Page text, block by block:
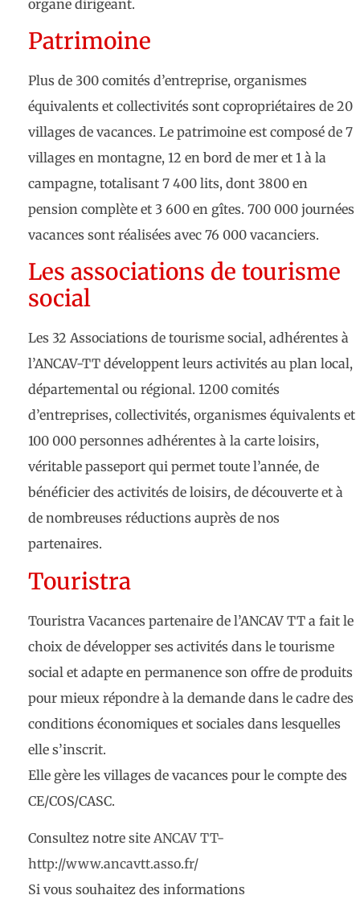
organe dirigeant.
Patrimoine
Plus de 300 comités d’entreprise, organismes
équivalents et collectivités sont copropriétaires de 20
villages de vacances. Le patrimoine est composé de 7
villages en montagne, 12 en bord de mer et 1 à la
campagne, totalisant 7 400 lits, dont 3800 en
pension complète et 3 600 en gîtes. 700 000 journées
vacances sont réalisées avec 76 000 vacanciers.
Les associations de tourisme
social
Les 32 Associations de tourisme social, adhérentes à
l’ANCAV-TT développent leurs activités au plan local,
départemental ou régional. 1200 comités
d’entreprises, collectivités, organismes équivalents et
100 000 personnes adhérentes à la carte loisirs,
véritable passeport qui permet toute l’année, de
bénéficier des activités de loisirs, de découverte et à
de nombreuses réductions auprès de nos
partenaires.
Touristra
Touristra Vacances partenaire de l’ANCAV TT a fait le
choix de développer ses activités dans le tourisme
social et adapte en permanence son offre de produits
pour mieux répondre à la demande dans le cadre des
conditions économiques et sociales dans lesquelles
elle s’inscrit.
Elle gère les villages de vacances pour le compte des
CE/COS/CASC.
Consultez notre site ANCAV TT-
http://www.ancavtt.asso.fr/
Si vous souhaitez des informations